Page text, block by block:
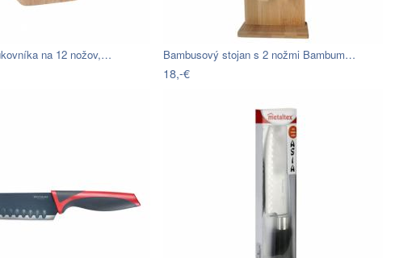
na 12 nožov,… Bambusový stojan s 2 nožmi Bambum…
18,-€